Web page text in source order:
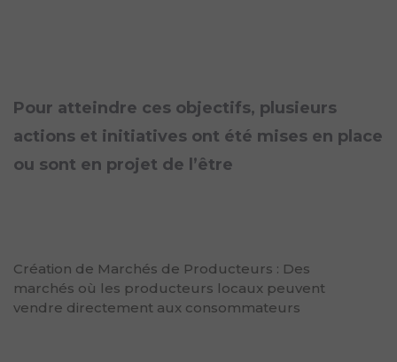
Pour atteindre ces objectifs, plusieurs
actions et initiatives ont été mises en place
ou sont en projet de l’être
Création de Marchés de Producteurs : Des
marchés où les producteurs locaux peuvent
vendre directement aux consommateurs